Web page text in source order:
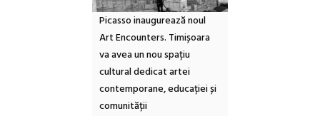
Picasso inaugurează noul
Art Encounters. Timișoara
va avea un nou spațiu
cultural dedicat artei
contemporane, educației și
comunității